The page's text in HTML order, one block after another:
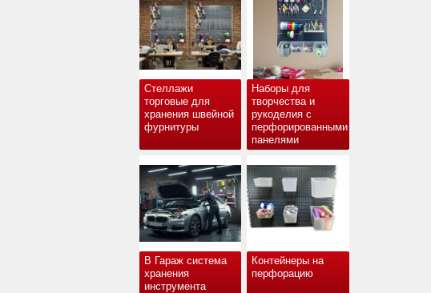
Стеллажи
торговые для
хранения швейной
фурнитуры
Наборы для
творчества и
рукоделия с
перфорированными
панелями
В Гараж система
хранения
инструмента
Контейнеры на
перфорацию